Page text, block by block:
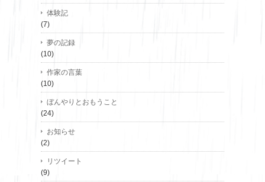
体験記
(7)
夢の記録
(10)
作家の言葉
(10)
ぼんやりとおもうこと
(24)
お知らせ
(2)
リツイート
(9)